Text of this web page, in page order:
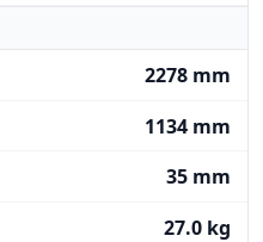
2278 mm
1134 mm
35 mm
27.0 kg